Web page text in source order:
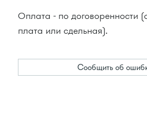
Оплата - по договоренности
плата или сдельная).
Сообщить об